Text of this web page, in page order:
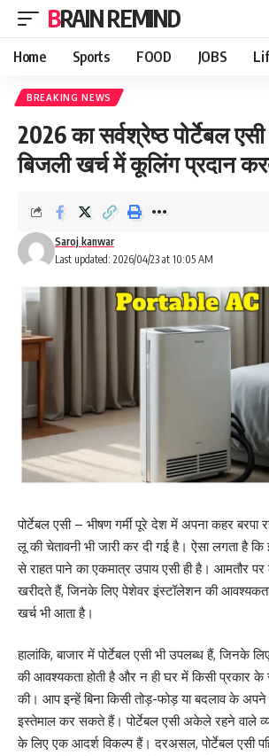
BRAIN REMIND
Home Sports FOOD JOBS
BREAKING NEWS
2026 का सर्वश्रेष्ठ पोर्टेबल
बिजली खर्च में कूलिंग प्रदान
Last updated: 2026/04/23 at 10:05 AM
Saroj kanwar
पोर्टेबल एसी – भीषण गर्मी पूरे देश में अपना कहर बरपा
लू की चेतावनी भी जारी कर दी गई है। ऐसा लगता है
से राहत पाने का एकमात्र उपाय एसी ही है। आमतौर पर
खरीदते हैं, जिनके लिए पेशेवर इंस्टॉलेशन की
खर्च भी आता है।
हालांकि, बाजार में पोर्टेबल एसी भी उपलब्ध हैं, जिनके
की आवश्यकता होती है और न ही घर में किसी प्रकार
की। आप इन्हें बिना किसी तोड़-फोड़ या बदलाव के
इस्तेमाल कर सकते हैं। पोर्टेबल एसी अकेले रहने वाले
के लिए एक आदर्श विकल्प हैं। दरअसल, पोर्टेबल एसी